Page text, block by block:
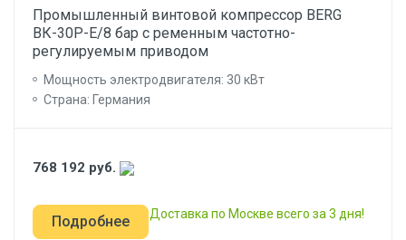
Промышленный винтовой компрессор BERG
ВК-30Р-E/8 бар с ременным частотно-
регулируемым приводом
Мощность электродвигателя: 30 кВт
Страна: Германия
768 192 руб.
Подробнее Доставка по Москве всего за 3 дня!